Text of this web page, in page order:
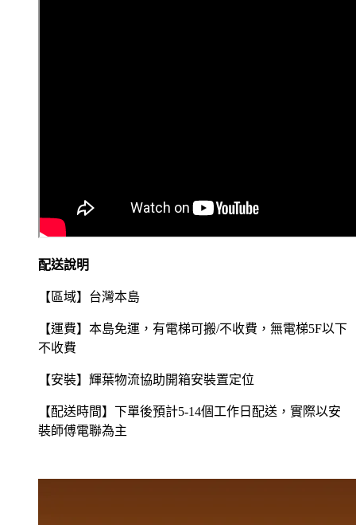
配送說明
【區域】台灣本島
【運費】本島免運，有電梯可搬/不收費，無電梯5F以下
不收費
【安裝】輝葉物流協助開箱安裝置定位
【配送時間】下單後預計5-14個工作日配送，實際以安
裝師傅電聯為主